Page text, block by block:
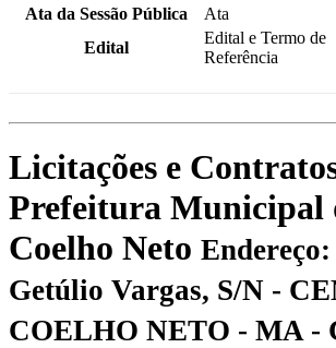
Ata da Sessão Pública
Ata
Edital
Edital e Termo de
Referência
Licitações e
Prefeitura Municipal
Coelho Neto Endereço:
Getúlio Vargas, S/N -
COELHO NETO - MA -